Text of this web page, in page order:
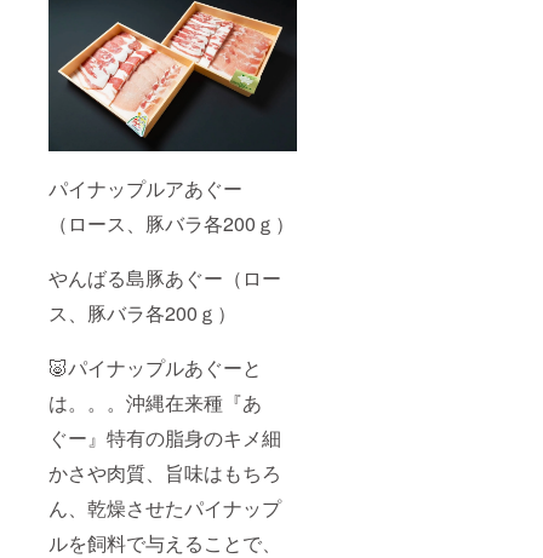
パイナップルアあぐー
（ロース、豚バラ各200ｇ）
やんばる島豚あぐー（ロー
ス、豚バラ各200ｇ）
🐷パイナップルあぐーと
は。。。沖縄在来種『あ
ぐー』特有の脂身のキメ細
かさや肉質、旨味はもちろ
ん、乾燥させたパイナップ
ルを飼料で与えることで、